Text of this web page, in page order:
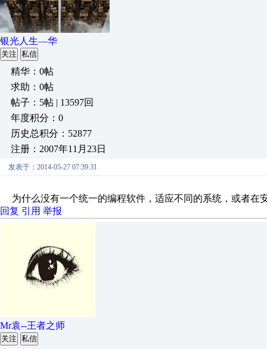
银光人生—华
关注 私信
精华：0帖
求助：0帖
帖子：5帖 | 13597回
年度积分：0
历史总积分：52877
注册：2007年11月23日
发表于：2014-05-27 07:39:31
为什么没有一个统一的编程软件，适应不同的系统，或者在
回复 引用 举报
Mr袁--王者之师
关注 私信